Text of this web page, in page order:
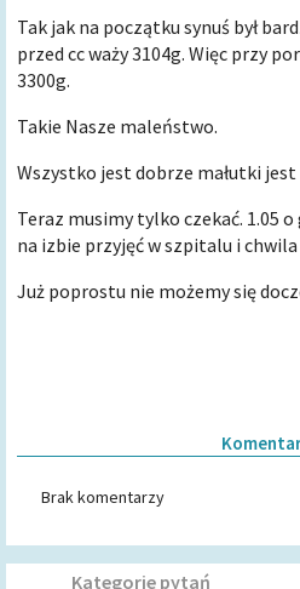
Tak jak na początku synuś był
przed cc waży 3104g. Więc przy
3300g.
Takie Nasze maleństwo.
Wszystko jest dobrze małutki jest
Teraz musimy tylko czekać. 1.05
na izbie przyjęć w szpitalu i chwila
Już poprostu nie możemy się
Brak komentarzy
Kategorie pytań